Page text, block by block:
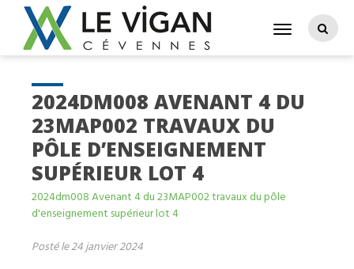
2024DM008 AVENANT 4 DU
23MAP002 TRAVAUX DU
PÔLE D’ENSEIGNEMENT
SUPÉRIEUR LOT 4
2024dm008 Avenant 4 du 23MAP002 travaux du pôle
d'enseignement supérieur lot 4
Posté le 24 janvier 2024